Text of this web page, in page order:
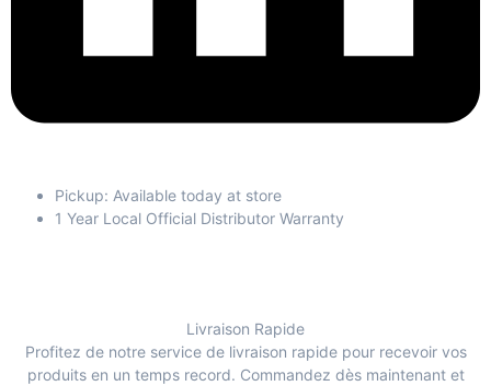
Pickup: Available today at store
1 Year Local Official Distributor Warranty
Livraison Rapide
Profitez de notre service de livraison rapide pour recevoir vos
produits en un temps record. Commandez dès maintenant et